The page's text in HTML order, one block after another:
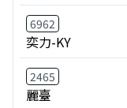
6962
奕力-KY
2465
麗臺